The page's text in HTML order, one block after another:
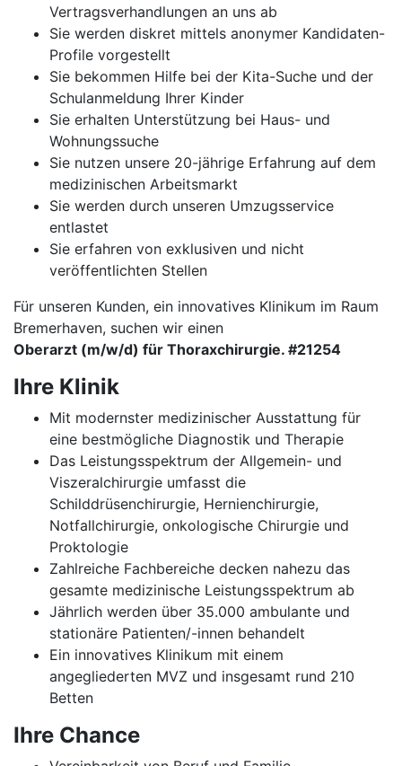
Vertragsverhandlungen an uns ab
Sie werden diskret mittels anonymer Kandidaten-
Profile vorgestellt
Sie bekommen Hilfe bei der Kita-Suche und der
Schulanmeldung Ihrer Kinder
Sie erhalten Unterstützung bei Haus- und
Wohnungssuche
Sie nutzen unsere 20-jährige Erfahrung auf dem
medizinischen Arbeitsmarkt
Sie werden durch unseren Umzugsservice
entlastet
Sie erfahren von exklusiven und nicht
veröffentlichten Stellen
Für unseren Kunden, ein innovatives Klinikum im Raum
Bremerhaven, suchen wir einen
Oberarzt (m/w/d) für Thoraxchirurgie. #21254
Ihre Klinik
Mit modernster medizinischer Ausstattung für
eine bestmögliche Diagnostik und Therapie
Das Leistungsspektrum der Allgemein- und
Viszeralchirurgie umfasst die
Schilddrüsenchirurgie, Hernienchirurgie,
Notfallchirurgie, onkologische Chirurgie und
Proktologie
Zahlreiche Fachbereiche decken nahezu das
gesamte medizinische Leistungsspektrum ab
Jährlich werden über 35.000 ambulante und
stationäre Patienten/-innen behandelt
Ein innovatives Klinikum mit einem
angegliederten MVZ und insgesamt rund 210
Betten
Ihre Chance